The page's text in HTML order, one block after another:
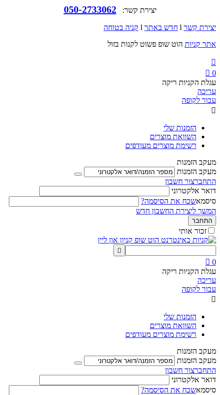
יצירת קשר: 050-2733062
יצירת קשר חדש באתר
קניה בטוחה
אתר קניות הוט שופ פשוט לקנות בזול

0

עגלת הקניות ריקה
עריכה
עבור לקופה

הזמנות שלי
השוואת מוצרים
רשימת מוצרים מעודפים
מעקב הזמנות
מעקב הזמנות
התחברצור חשבון
דואר אלקטרוני
סיסמאשכח את הסיסמה?
המשך ליצירת החשבון חדש
התחבר
זכור אותי

0

עגלת הקניות ריקה
עריכה
עבור לקופה

הזמנות שלי
השוואת מוצרים
רשימת מוצרים מעודפים
מעקב הזמנות
מעקב הזמנות
התחברצור חשבון
דואר אלקטרוני
סיסמאשכח את הסיסמה?